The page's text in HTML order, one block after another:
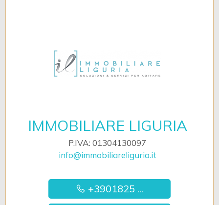
IMMOBILIARE LIGURIA
P.IVA: 01304130097
info@immobiliareliguria.it
+3901825 ...